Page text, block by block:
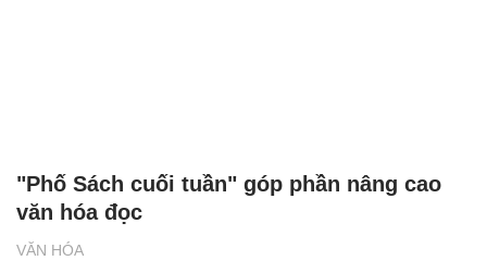
VĂN HÓA
"Phố Sách cuối tuần" góp phần nâng cao
văn hóa đọc